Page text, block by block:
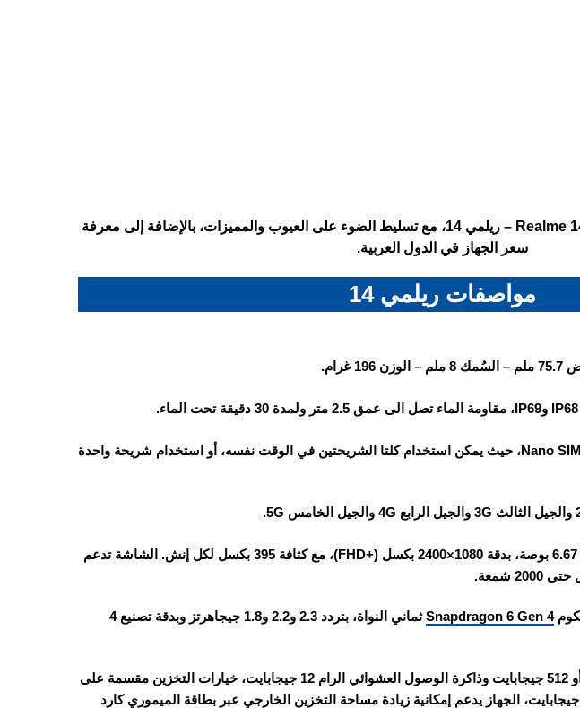
تعرف على المواصفات الكاملة لهاتف Realme 14 – ريلمي 14، مع تسليط الضوء على العيوب والمميزات، بالإضافة إلى معرفة
سعر الجهاز في الدول العربية.
مواصفات ريلمي 14
الهاتف مزود بشريحتي اتصال من نوع Nano SIM، حيث يمكن استخدام كلتا الشريحتين في الوقت نفسه، أو استخدام شريحة واحدة
بحجم 6.67 بوصة، بدقة 1080×2400 بكسل (+FHD)، مع كثافة 395 بكسل لكل إنش. الشاشة تدعم
Snapdragon 6 Gen 4
ثماني النواة، بتردد 2.3 و2.2 و1.8 جيجاهرتز وبدقة تصنيع 4
الهاتف يأتي بذاكرة تخزين داخلية 256 أو 512 جيجابايت وذاكرة الوصول العشوائي الرام 12 جيجابايت، خيارات التخزين مقسمة على
النحو التالي: 256/12 جيجابايت أو 512/12 جيجابايت، الجهاز يدعم إمكانية زيادة مساحة التخزين الخارجي عبر بطاقة الميموري كارد